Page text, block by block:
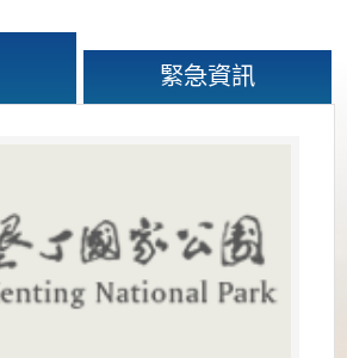
緊急資訊